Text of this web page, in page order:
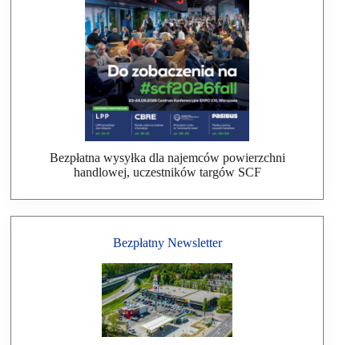
Bezpłatna wysyłka dla najemców powierzchni
handlowej, uczestników targów SCF
Bezpłatny Newsletter